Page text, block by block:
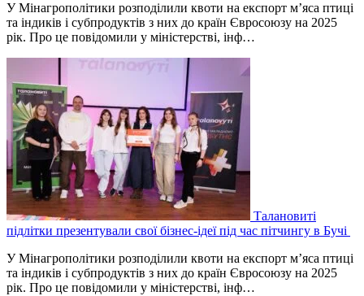
У Мінагрополітики розподілили квоти на експорт м’яса птиці
та індиків і субпродуктів з них до країн Євросоюзу на 2025
рік. Про це повідомили у міністерстві, інф…
Талановиті
підлітки презентували свої бізнес-ідеї під час пітчингу в Бучі
У Мінагрополітики розподілили квоти на експорт м’яса птиці
та індиків і субпродуктів з них до країн Євросоюзу на 2025
рік. Про це повідомили у міністерстві, інф…